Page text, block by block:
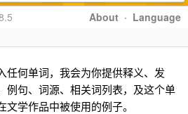
About · Language
任何单词，我会为你提供释义、发
例句、词源、相关词列表，及这个单
文学作品中被使用的例子。